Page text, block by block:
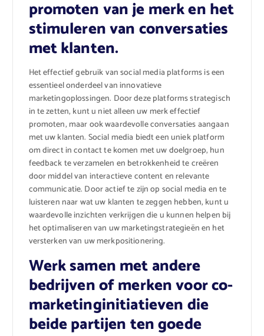
promoten van je merk en het
stimuleren van conversaties
met klanten.
Het effectief gebruik van social media platforms is een
essentieel onderdeel van innovatieve
marketingoplossingen. Door deze platforms strategisch
in te zetten, kunt u niet alleen uw merk effectief
promoten, maar ook waardevolle conversaties aangaan
met uw klanten. Social media biedt een uniek platform
om direct in contact te komen met uw doelgroep, hun
feedback te verzamelen en betrokkenheid te creëren
door middel van interactieve content en relevante
communicatie. Door actief te zijn op social media en te
luisteren naar wat uw klanten te zeggen hebben, kunt u
waardevolle inzichten verkrijgen die u kunnen helpen bij
het optimaliseren van uw marketingstrategieën en het
versterken van uw merkpositionering.
Werk samen met andere
bedrijven of merken voor co-
marketinginitiatieven die
beide partijen ten goede